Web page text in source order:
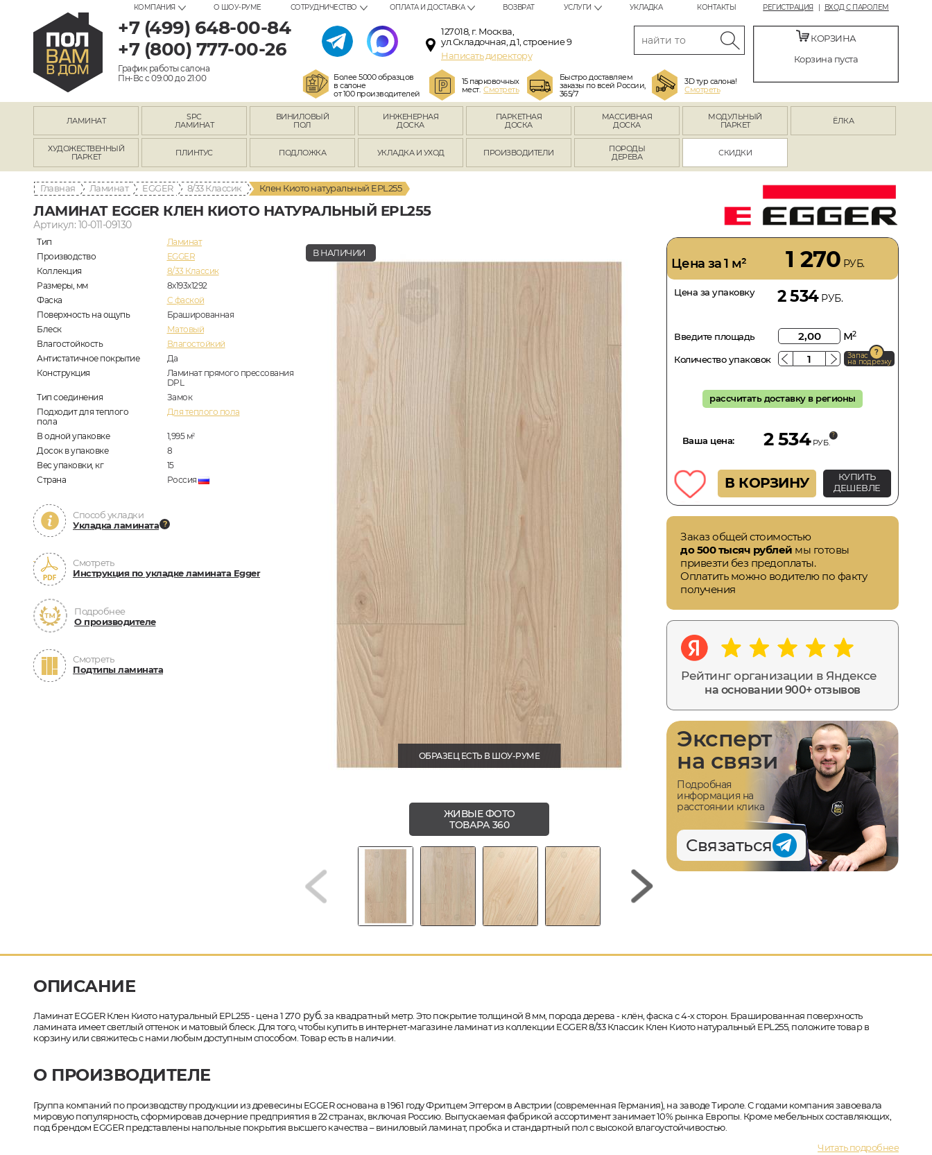
РЕГИСТРАЦИЯ ВХОД С ПАРОЛЕМ
КОМПАНИЯ О ШОУ-РУМЕ СОТРУДНИЧЕСТВО ОПЛАТА И ДОСТАВКА ВОЗВРАТ УСЛУГИ УКЛАДКА КОНТАКТЫ
+7 (499) 648-00-84
+7 (800) 777-00-26
График работы салона
Пн-Вс с 09:00 до 21:00
127018, г. Москва,
ул.Складочная, д.1, строение 9
Написать директору
Более 5000 образцов
в салоне
от 100 производителей
15 парковочных
мест.Смотреть
Быстро доставляем
заказы по всей России,
365/7
3D тур салона!
Смотреть
КОРЗИНА
Корзина пуста
ЛАМИНАТ
SPC
ЛАМИНАТ
ВИНИЛОВЫЙ
ПОЛ
ИНЖЕНЕРНАЯ
ДОСКА
ПАРКЕТНАЯ
ДОСКА
МАССИВНАЯ
ДОСКА
МОДУЛЬНЫЙ
ПАРКЕТ
ЁЛКА
ХУДОЖЕСТВЕННЫЙ
ПАРКЕТ
ПЛИНТУС ПОДЛОЖКА УКЛАДКА И УХОД ПРОИЗВОДИТЕЛИ
ПОРОДЫ
ДЕРЕВА
СКИДКИ
Главная Ламинат EGGER 8/33 Классик Клен Киото натуральный EPL255
ЛАМИНАТ EGGER КЛЕН КИОТО НАТУРАЛЬНЫЙ EPL255
Артикул: 10-011-09130
Тип
Ламинат
Производство
EGGER
Коллекция
8/33 Классик
Размеры, мм
8х193х1292
Фаска
C фаской
Поверхность на ощупь
Брашированная
Блеск
Матовый
Влагостойкость
Влагостойкий
Антистатичное покрытие
Да
Конструкция
Ламинат прямого прессования
DPL
Тип соединения
Замок
Подходит для теплого
пола
Для теплого пола
В одной упаковке 1,995 м2
Досок в упаковке
8
Вес упаковки, кг
15
Страна
Россия
Способ укладки
Укладка ламината
Смотреть
Инструкция по укладке ламината Egger
Подробнее
О производителе
Смотреть
Подтипы ламината
В НАЛИЧИИ
ОБРАЗЕЦ ЕСТЬ В ШОУ-РУМЕ
ЖИВЫЕ ФОТО
ТОВАРА 360
Цена за 1 м² 1 270 РУБ.
Цена за упаковку 2 534РУБ.
Введите площадь м2
Количество упаковок Запас
на подрезку
рассчитать доставку в регионы
Ваша цена: 2 534 РУБ.
В КОРЗИНУ
КУПИТЬ
ДЕШЕВЛЕ
Заказ общей стоимостью
до 500 тысяч рублей мы готовы
привезти без предоплаты.
Оплатить можно водителю по факту
получения
Рейтинг организации в Яндексе
на основании 900+ отзывов
Эксперт
на связи
Подробная
информация на
расстоянии клика
Связаться
ОПИСАНИЕ
Ламинат EGGER Клен Киото натуральный EPL255 - цена 1 270 руб.за квадратный метр. Это покрытие толщиной 8 мм, порода дерева - клён, фаска с 4-х сторон. Брашированная поверхность
ламината имеет светлый оттенок и матовый блеск. Для того, чтобы купить в интернет-магазине ламинат из коллекции EGGER 8/33 Классик Клен Киото натуральный EPL255, положите товар в
корзину или свяжитесь с нами любым доступным способом. Товар есть в наличии.
О ПРОИЗВОДИТЕЛЕ
Группа компаний по производству продукции из древесины EGGER основана в 1961 году Фритцем Эггером в Австрии (современная Германия), на заводе Тироле. С годами компания завоевала
мировую популярность, сформировав дочерние предприятия в 22 странах, включая Россию. Выпускаемая фабрикой ассортимент занимает 10% рынка Европы. Кроме мебельных составляющих,
под брендом EGGER представлены напольные покрытия высшего качества – виниловый ламинат, пробка и стандартный пол с высокой влагоустойчивостью.
Читать подробнее